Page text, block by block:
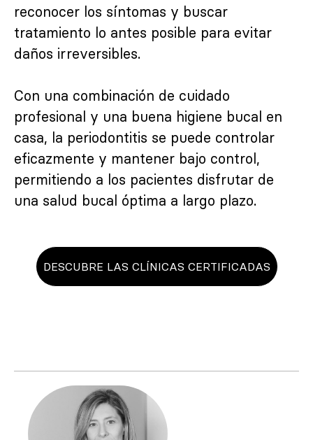
reconocer los síntomas y buscar
tratamiento lo antes posible para evitar
daños irreversibles.
Con una combinación de cuidado
profesional y una buena higiene bucal en
casa, la periodontitis se puede controlar
eficazmente y mantener bajo control,
permitiendo a los pacientes disfrutar de
una salud bucal óptima a largo plazo.
DESCUBRE LAS CLÍNICAS CERTIFICADAS